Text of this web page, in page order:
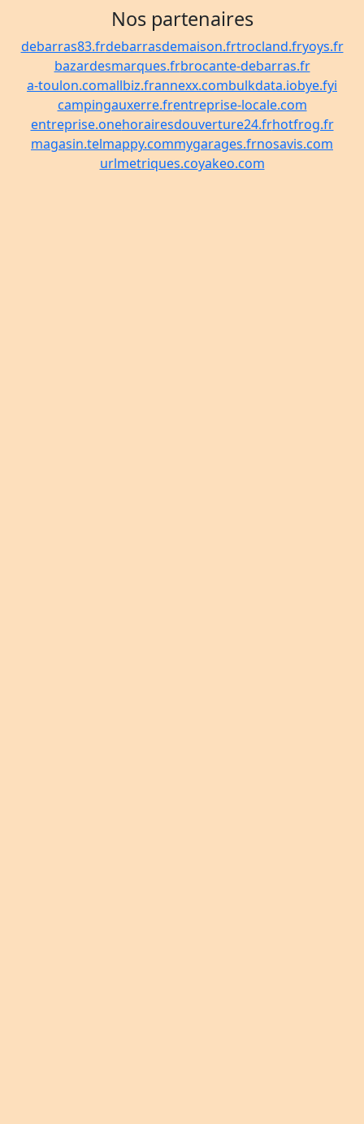
Nos partenaires
debarras83.frdebarrasdemaison.frtrocland.fryoys.fr
bazardesmarques.frbrocante-debarras.fr
a-toulon.comallbiz.frannexx.combulkdata.iobye.fyi
campingauxerre.frentreprise-locale.com
entreprise.onehorairesdouverture24.frhotfrog.fr
magasin.telmappy.commygarages.frnosavis.com
urlmetriques.coyakeo.com